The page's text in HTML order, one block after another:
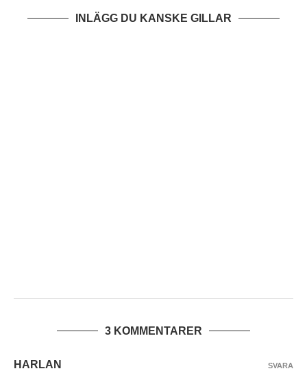
INLÄGG DU KANSKE GILLAR
3 KOMMENTARER
HARLAN
SVARA